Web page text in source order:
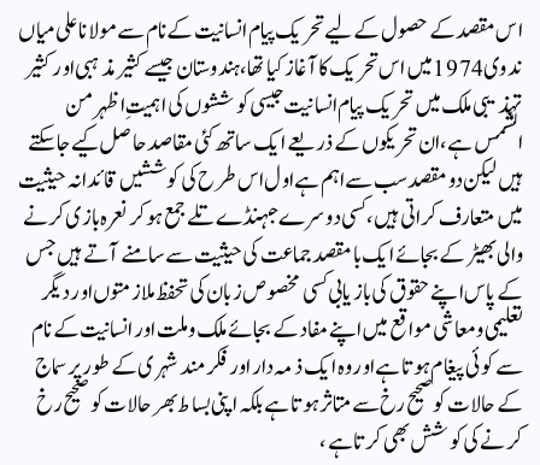
اس مقصد کے حصول کے لیے تحریک پیام انسانیت کے نام سے مولانا علی میاں
ندوی 1974 میں اس تحریک کا آغاز کیا تھا ،ہندوستان جیسے کثیر مذہبی اور کثیر
تہذیبی ملک میں تحریک پیام انسانیت جیسی کوششوں کی اہمیتِ اظہر من
الشمس ہے،ان تحریکوں کے ذریعے ایک ساتھ کئی مقاصد حاصل کیے جا سکتے
ہیں لیکن دو مقصد سب سے اہم ہے اول اس طرح کی کوششیں قائدانہ حیثیت
میں متعارف کراتی ہیں،کسی دوسرے جہنڈے تلے جمع ہو کر نعرہ بازی کرنے
والی بھیڑ کے بجائے ایک با مقصد جماعت کی حیثیت سے سامنے آتے ہیں جس
کے پاس اپنے حقوق کی بازیابی کسی مخصوص زبان کی تحفظ ملازمتوں اور دیگر
تعلیمی ومعاشی مواقع میں اپنے مفاد کے بجائے ملک و ملت اور انسانیت کے نام
سے کوئی پیغام ہوتا ہے اور وہ ایک ذمہ دار اور فکر مند شہری کے طور پر سماج
کے حالات کو صحیح رخ سے متاثر ہوتا ہے بلکہ اپنی بساط بھر حالات کو صحیح رخ
کرنے کی کوشش بھی کرتا ہے ،